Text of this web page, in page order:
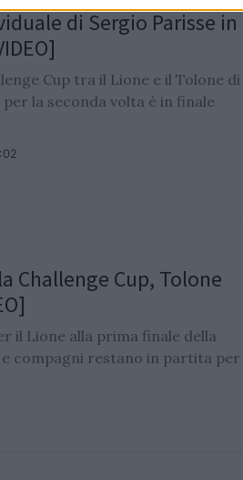
di Sergio Parisse in
Cup tra il Lione e il Tolone di
la seconda volta è in finale
Challenge Cup, Tolone
il Lione alla prima finale della
compagni restano in partita per